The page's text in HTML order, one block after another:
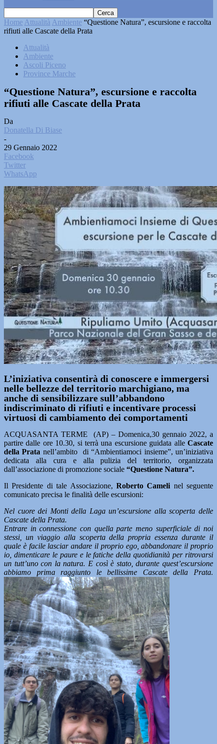
Home Attualità Ambiente “Questione Natura”, escursione e raccolta
rifiuti alle Cascate della Prata
Attualità
Ambiente
Ascoli Piceno
Province Marche
“Questione Natura”, escursione e raccolta
rifiuti alle Cascate della Prata
Da
Donatella Di Biase
-
29 Gennaio 2022
Facebook
Twitter
WhatsApp
L’iniziativa consentirà di conoscere e immergersi
nelle bellezze del territorio marchigiano, ma
anche di sensibilizzare sull’abbandono
indiscriminato di rifiuti e incentivare processi
virtuosi di cambiamento dei comportamenti
ACQUASANTA TERME (AP) – Domenica,30 gennaio 2022, a
partire dalle ore 10.30, si terrà una escursione guidata alle Cascate
della Prata nell’ambito di “Ambientiamoci insieme”, un’iniziativa
dedicata alla cura e alla pulizia del territorio, organizzata
dall’associazione di promozione sociale “Questione Natura”.
Il Presidente di tale Associazione, Roberto Cameli nel seguente
comunicato precisa le finalità delle escursioni:
Nel cuore dei Monti della Laga un’escursione alla scoperta delle
Cascate della Prata.
Entrare in connessione con quella parte meno superficiale di noi
stessi, un viaggio alla scoperta della propria essenza durante il
quale è facile lasciar andare il proprio ego, abbandonare il proprio
io, dimenticare le paure e le fatiche della quotidianità per ritrovarsi
un tutt’uno con la natura. E così è stato, durante quest’escursione
abbiamo prima raggiunto le bellissime Cascate della Prata.